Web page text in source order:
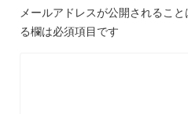
メールアドレスが公開されること
る欄は必須項目です